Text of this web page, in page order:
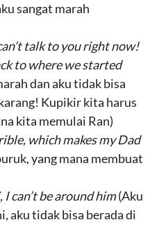
sangat marah
talk to you right now!
to where we started
dan aku tidak bisa
Kupikir kita harus
kita memulai Ran)
which makes my Dad
yang mana membuat
can’t be around him(Aku
aku tidak bisa berada di